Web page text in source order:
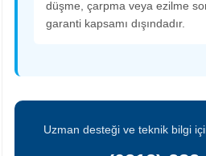
düşme, çarpma veya ezilme
garanti kapsamı dışındadır.
Uzman desteği ve teknik bilgi